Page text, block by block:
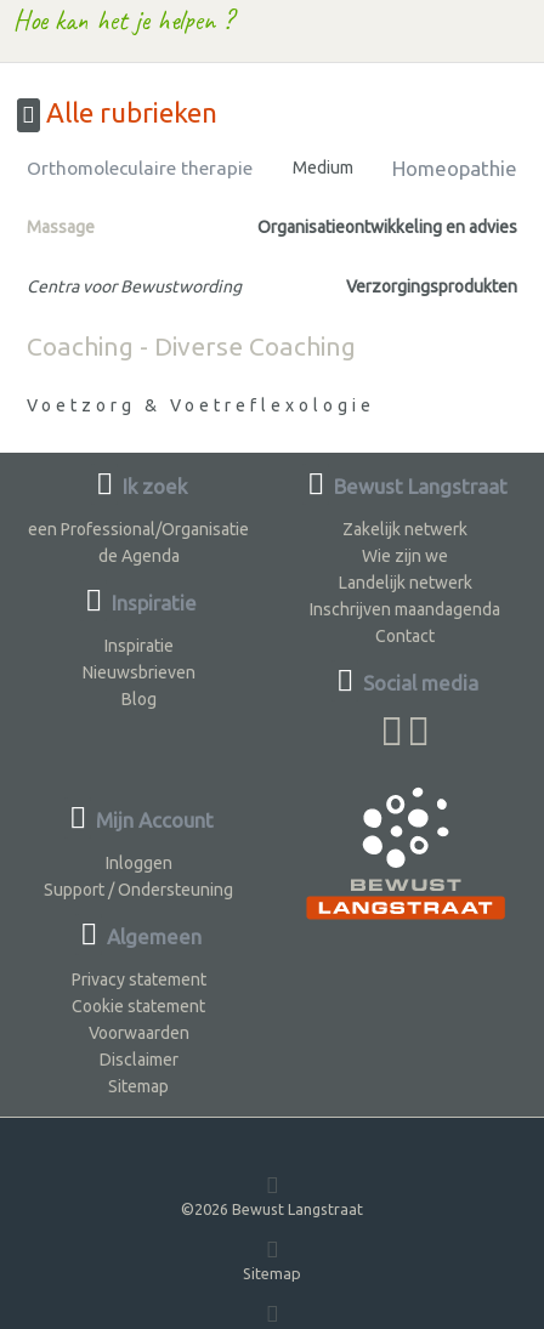
Hoe kan het je helpen ?
Alle rubrieken
Orthomoleculaire therapie Medium Homeopathie
Massage Organisatieontwikkeling en advies
Centra voor Bewustwording Verzorgingsprodukten
Coaching - Diverse Coaching
Voetzorg & Voetreflexologie
Ik zoek
een Professional/Organisatie
de Agenda
Inspiratie
Inspiratie
Nieuwsbrieven
Blog
Bewust Langstraat
Zakelijk netwerk
Wie zijn we
Landelijk netwerk
Inschrijven maandagenda
Contact
Social media
Mijn Account
Inloggen
Support / Ondersteuning
Algemeen
Privacy statement
Cookie statement
Voorwaarden
Disclaimer
Sitemap
©2026 Bewust Langstraat
Sitemap